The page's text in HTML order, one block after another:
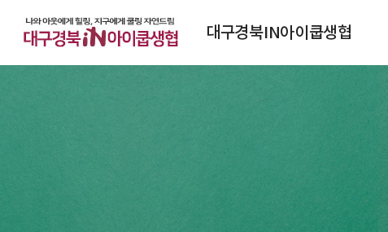
대구경북IN아이쿱생협